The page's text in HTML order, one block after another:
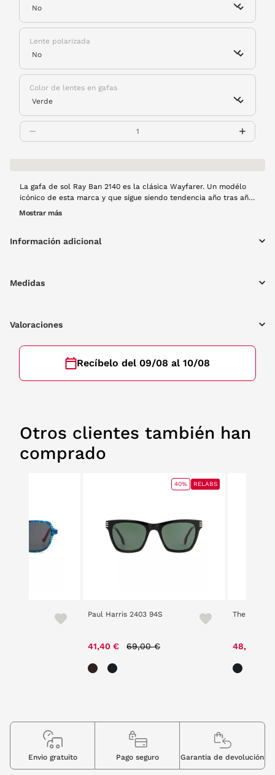
Lente polarizada
Color de lentes en gafas
La gafa de sol Ray Ban 2140 es la clásica Wayfarer. Un modélo
icónico de esta marca y que sigue siendo tendencia año tras año
convirtiendose en uno de los modelos más vendidos. Esta
Mostrar más
Información adicional
Medidas
Valoraciones
Recíbelo del 09/08 al 10/08
Otros clientes también han
comprado
Paul Harris 2403 94S
41,40 € 69,00 €
40% RELABS
The Circus
48,30 €
Envio gratuito Pago seguro Garantia de devolución